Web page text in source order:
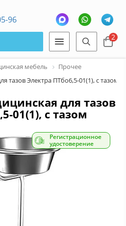
96
2
мебель Прочее
тазов Электра ПТбо6,5-01(1), с тазом
для тазов
01(1), с тазом
Регистрационное
удостоверение